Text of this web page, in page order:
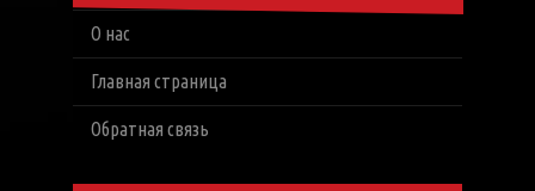
О нас
Главная страница
Обратная связь